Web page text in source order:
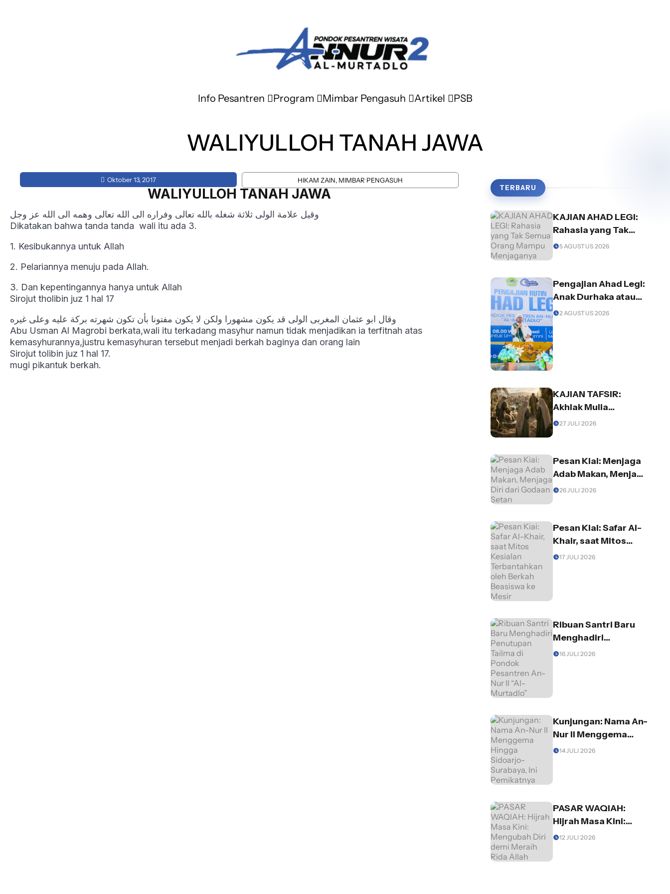
Info Pesantren Program Mimbar Pengasuh Artikel PSB
WALIYULLOH TANAH JAWA
Oktober 13, 2017 HIKAM ZAIN, MIMBAR PENGASUH
WALIYULLOH TANAH JAWA
وقيل علامة الولى ثلاثة شغله بالله تعالى وفراره الى الله تعالى وهمه الى الله عز وجل
Dikatakan bahwa tanda tanda wali itu ada 3.
1. Kesibukannya untuk Allah
2. Pelariannya menuju pada Allah.
3. Dan kepentingannya hanya untuk Allah
Sirojut tholibin juz 1 hal 17
وقال ابو عثمان المغربى الولى قد يكون مشهورا ولكن لا يكون مفتونا بأن تكون شهرته بركة عليه وعلى غيره
Abu Usman Al Magrobi berkata,wali itu terkadang masyhur namun tidak menjadikan ia terfitnah atas
kemasyhurannya,justru kemasyhuran tersebut menjadi berkah baginya dan orang lain
Sirojut tolibin juz 1 hal 17.
mugi pikantuk berkah.
TERBARU
KAJIAN AHAD LEGI:
Rahasia yang Tak
Semua Orang Mampu
Menjaganya
5 AGUSTUS 2026
Pengajian Ahad Legi:
Anak Durhaka atau
Orang Tua yang
Pentingnya Ilmu
Agama dalam
Keluarga
2 AGUSTUS 2026
KAJIAN TAFSIR:
Akhlak Mulia
Membuka Jalan
Kepercayaan dan
27 JULI 2026
Pesan Kiai: Menjaga
Adab Makan, Menjaga
Diri dari Godaan
Setan
26 JULI 2026
Pesan Kiai: Safar Al-
Khair, saat Mitos
Kesialan
17 JULI 2026
Ribuan Santri Baru
Menghadiri
Penutupan Tailma di
16 JULI 2026
Kunjungan: Nama An-
Nur II Menggema
Hingga Sidoarjo-
14 JULI 2026
PASAR WAQIAH:
Hijrah Masa Kini:
Mengubah Diri demi
12 JULI 2026